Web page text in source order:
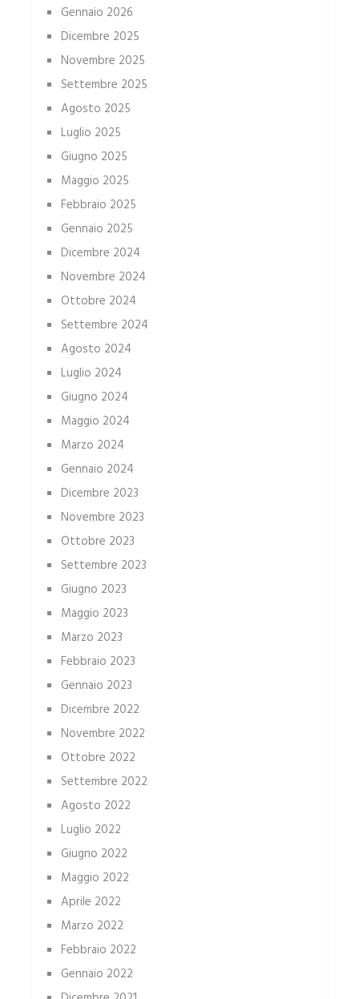
Gennaio 2026
Dicembre 2025
Novembre 2025
Settembre 2025
Agosto 2025
Luglio 2025
Giugno 2025
Maggio 2025
Febbraio 2025
Gennaio 2025
Dicembre 2024
Novembre 2024
Ottobre 2024
Settembre 2024
Agosto 2024
Luglio 2024
Giugno 2024
Maggio 2024
Marzo 2024
Gennaio 2024
Dicembre 2023
Novembre 2023
Ottobre 2023
Settembre 2023
Giugno 2023
Maggio 2023
Marzo 2023
Febbraio 2023
Gennaio 2023
Dicembre 2022
Novembre 2022
Ottobre 2022
Settembre 2022
Agosto 2022
Luglio 2022
Giugno 2022
Maggio 2022
Aprile 2022
Marzo 2022
Febbraio 2022
Gennaio 2022